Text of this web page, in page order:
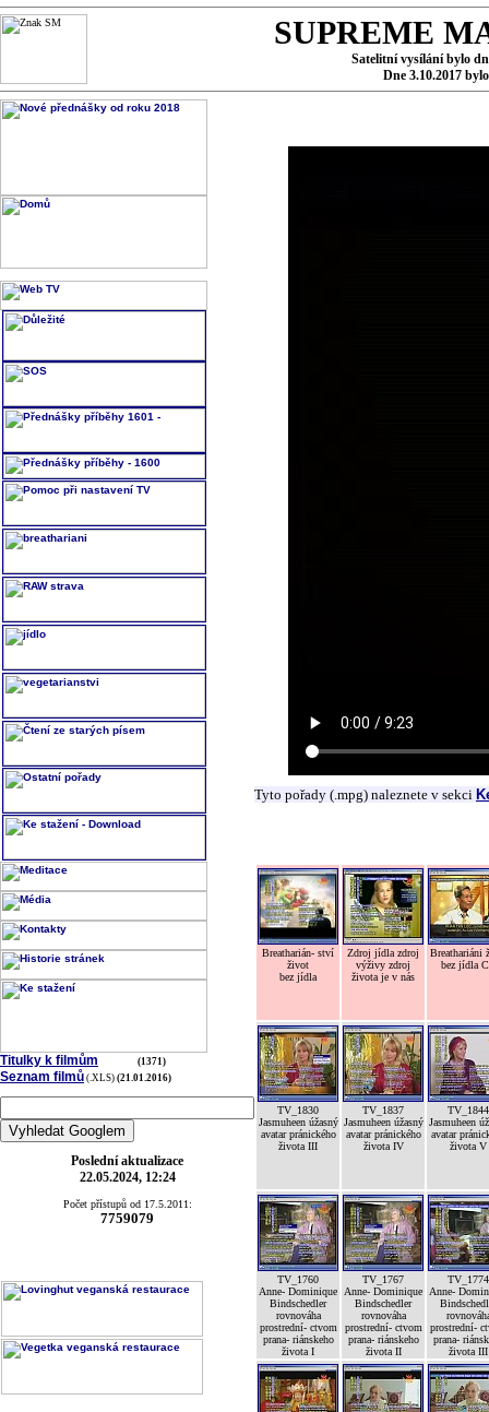
SUPREME
Satelitní vysílání bylo
Dne 3.10.2017
Titulky k filmům (1371)
Seznam filmů (.XLS) (21.01.2016)
Poslední aktualizace
22.05.2024, 12:24
Počet přístupů od 17.5.2011:
7759079
Tyto pořady (.mpg) naleznete v sekci
Breatharián- ství
život
bez jídla
Zdroj jídla zdroj
výživy zdroj
života je v nás
Breathariáni
bez jídla
TV_1830
Jasmuheen úžasný
avatar pránického
života III
TV_1837
Jasmuheen úžasný
avatar pránického
života IV
TV_1844
Jasmuheen
avatar
života V
TV_1760
Anne- Dominique
Bindschedler
rovnováha
prostrední- ctvom
prana- riánskeho
života I
TV_1767
Anne- Dominique
Bindschedler
rovnováha
prostrední- ctvom
prana- riánskeho
života II
TV_1774
Anne-
prostrední-
prana-
života III